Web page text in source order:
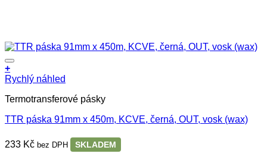
+
Rychlý náhled
Termotransferové pásky
TTR páska 91mm x 450m, KCVE, černá, OUT, vosk (wax)
233 Kč bez DPH SKLADEM